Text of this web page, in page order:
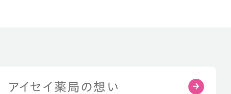
アイセイ薬局の想い